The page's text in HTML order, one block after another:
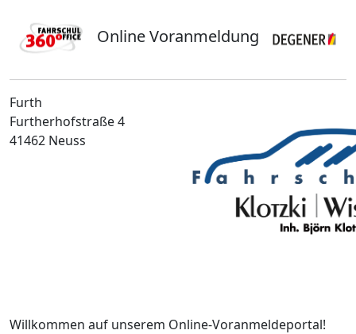
Online Voranmeldung
Furth
Furtherhofstraße 4
41462 Neuss
Willkommen auf unserem Online-Voranmeldeportal!